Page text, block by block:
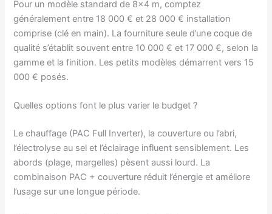
Pour un modèle standard de 8×4 m, comptez
généralement entre 18 000 € et 28 000 € installation
comprise (clé en main). La fourniture seule d’une coque de
qualité s’établit souvent entre 10 000 € et 17 000 €, selon la
gamme et la finition. Les petits modèles démarrent vers 15
000 € posés.
Quelles options font le plus varier le budget ?
Le chauffage (PAC Full Inverter), la couverture ou l’abri,
l’électrolyse au sel et l’éclairage influent sensiblement. Les
abords (plage, margelles) pèsent aussi lourd. La
combinaison PAC + couverture réduit l’énergie et améliore
l’usage sur une longue période.